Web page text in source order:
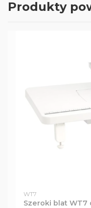
Produkty
Kod produktu
WT7
Szeroki blat WT7